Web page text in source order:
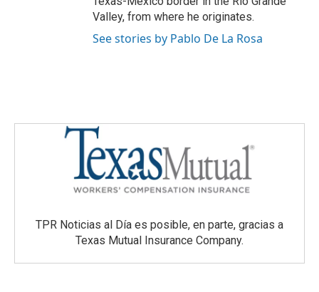
Valley, from where he originates.
See stories by Pablo De La Rosa
TPR Noticias al Día es posible, en parte, gracias a
Texas Mutual Insurance Company.